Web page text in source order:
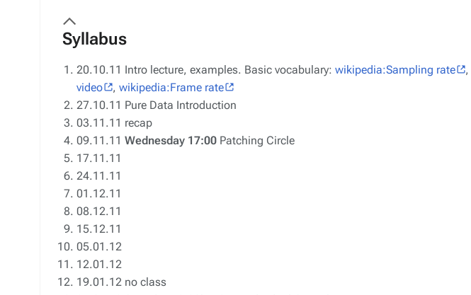
Syllabus
20.10.11 Intro lecture, examples. Basic vocabulary: wikipedia:Sampling rate ,
video
, wikipedia:Frame rate
27.10.11 Pure Data Introduction
03.11.11 recap
09.11.11 Wednesday 17:00 Patching Circle
17.11.11
24.11.11
01.12.11
08.12.11
15.12.11
05.01.12
12.01.12
19.01.12 no class